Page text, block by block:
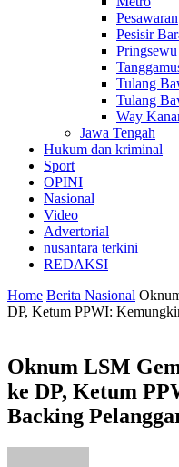
Pesawaran
Pesisir
Pringsewu
Tulang
Tulang
Way
Jawa Tengah
Hukum dan kriminal
Sport
OPINI
Nasional
Video
Advertorial
nusantara terkini
REDAKSI
Home Berita Nasional
DP, Ketum PPWI:
Oknum LSM
ke DP, Ketum
Backing